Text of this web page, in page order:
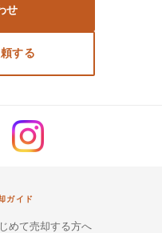
せ
する
ガイド
めて売却する方へ